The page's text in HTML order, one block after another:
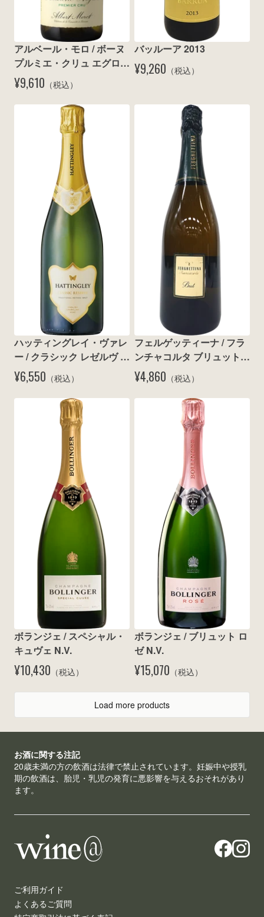
アルベール・モロ / ボーヌ
プルミエ・クリュ エグロ
ブラン 2011
¥9,610 （税込）
バッルーア 2013
¥9,260 （税込）
ハッティングレイ・ヴァレ
ー / クラシック レゼルヴ ブ
リュット N.V.
¥6,550 （税込）
フェルゲッティーナ / フラ
ンチャコルタ ブリュット
N.V.
¥4,860 （税込）
ボランジェ / スペシャル・
キュヴェ N.V.
¥10,430 （税込）
ボランジェ / ブリュット ロ
ゼ N.V.
¥15,070 （税込）
Load more products
お酒に関する注記
20歳未満の方の飲酒は法律で禁止されています。妊娠中や授乳
期の飲酒は、胎児・乳児の発育に悪影響を与えるおそれがあり
ます。
ご利用ガイド
よくあるご質問